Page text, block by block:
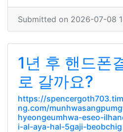
Submitted on 2026-07-08
1년 후 핸드폰
로 갈까요?
https://
ng.com/
hyeongeumhwa-eseo-
i-al-aya-hal-5gaji-beobchig